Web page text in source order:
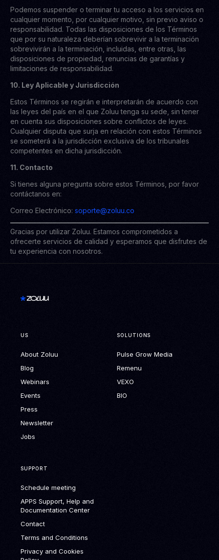
Podemos suspender o terminar tu acceso a los servicios en
cualquier momento, por cualquier motivo, sin previo aviso o
responsabilidad. Todas las disposiciones de los Términos
que por su naturaleza deberían sobrevivir a la terminación
sobrevivirán a la terminación, incluidas, entre otras, las
disposiciones de propiedad, renuncias de garantías y
limitaciones de responsabilidad.
10. Ley Aplicable y Jurisdicción
Estos Términos se regirán e interpretarán de acuerdo con
las leyes del país en el que Zoluu tenga su sede, sin tener
en cuenta sus disposiciones sobre conflictos de leyes.
Cualquier disputa que surja en relación con estos Términos
se someterá a la jurisdicción exclusiva de los tribunales
competentes en dicha jurisdicción.
11. Contacto
Si tienes alguna pregunta sobre estos Términos, por favor
contáctanos en:
Correo Electrónico:soporte@zoluu.co
Gracias por utilizar Zoluu. Estamos comprometidos a
ofrecerte servicios de calidad y esperamos que disfrutes de
tu experiencia con nosotros.
US
About Zoluu
Blog
Webinars
Events
Press
Newsletter
Jobs
SOLUTIONS
Pulse Grow Media
Remenu
VEXO
BIO
SUPPORT
Schedule meeting
APPS Support, Help and
Documentation Center
Contact
Terms and Conditions
Privacy and Cookies